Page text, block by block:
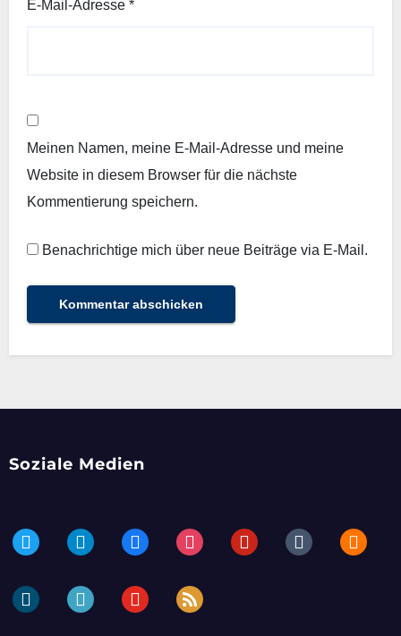
E-Mail-Adresse *
Meinen Namen, meine E-Mail-Adresse und meine
Website in diesem Browser für die nächste
Kommentierung speichern.
Benachrichtige mich über neue Beiträge via E-Mail.
Soziale Medien
twitter telegramfacebookinstagrampinteresttumblr blogger
dailymotionperiscopeyoutube rss